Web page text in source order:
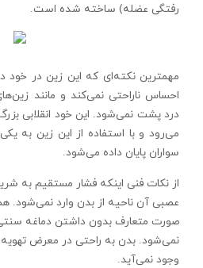
رفتگی عضله) ساخته شده است.
مهمترین نکته‌ای که این زین در خود
احساس ناراحتی نمی‌کند و مانند
درد پشت نمی‌شود. این خود انقلابی
می‌رود و با استفاده از این زین به
سواران پایان داده می‌شود.
از نکات فنی اینکه فشار مستقیم به
عصبی آن ناحیه از بدن وارد نمی‌شود.
صورت متعارف بدون داشتن دماغه
نمی‌شود. بدن به راحتی در معرض تهویه
وجود نمی‌آید.